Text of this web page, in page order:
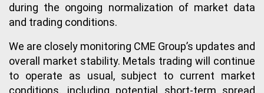
during the ongoing normalization of market data
and trading conditions.
We are closely monitoring CME Group’s updates and
overall market stability. Metals trading will continue
to operate as usual, subject to current market
conditions, including potential short-term spread